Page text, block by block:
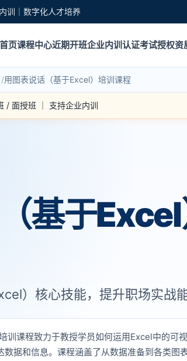
训｜数字化人才培养
首页课程中心近期开班企业内训认证考试授权资
用图表说话（基于Excel）培训课程
/ 面授班 ｜ 支持企业内训
基于Excel
）核心技能，提升职场实战
训课程致力于教授学员如何运用Excel中的可
据和信息。课程涵盖了从数据准备到各类图